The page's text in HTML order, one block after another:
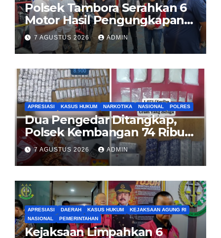
Polsek Tambora Serahkan 6
Motor Hasil Pengungkapan
Kasus Curanmor Kepada
Pemilik Yang sah
7 AGUSTUS 2026 ADMIN
APRESIASI KASUS HUKUM NARKOTIKA NASIONAL POLRES
Dua Pengedar Ditangkap,
Polsek Kembangan 74 Ribu
Obat Keras, Sabu Hingga
Puluhan Vape Etomidate
Diamankan
7 AGUSTUS 2026 ADMIN
APRESIASI DAERAH KASUS HUKUM
KEJAKSAAN AGUNG RI
NASIONAL
PEMERINTAHAN
Kejaksaan Limpahkan 6